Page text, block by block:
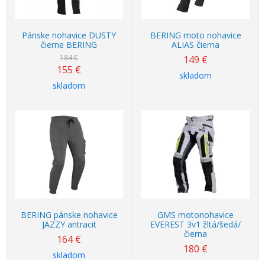
Pánske nohavice DUSTY
čierne BERING
184 €
155 €
skladom
BERING moto nohavice
ALIAS čierna
149 €
skladom
BERING pánske nohavice
JAZZY antracit
164 €
skladom
GMS motonohavice
EVEREST 3v1 žltá/šedá/
čierna
180 €